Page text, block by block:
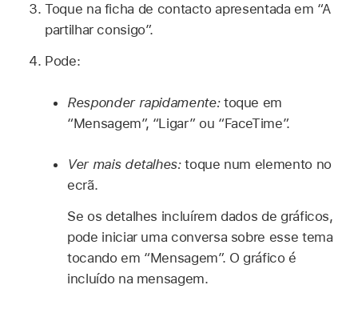
Toque na ficha de contacto apresentada em “A
partilhar consigo”.
Pode:
Responder rapidamente: toque em
“Mensagem”, “Ligar” ou “FaceTime”.
Ver mais detalhes:toque num elemento no
ecrã.
Se os detalhes incluírem dados de gráficos,
pode iniciar uma conversa sobre esse tema
tocando em “Mensagem”. O gráfico é
incluído na mensagem.